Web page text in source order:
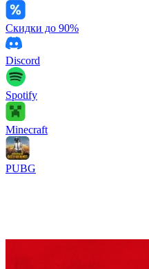
Скидки до 90%
Discord
Spotify
Minecraft
PUBG